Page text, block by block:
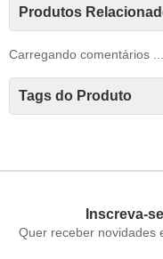
Produtos
Carregando comentários ...
Tags do Produto
Inscreva-
Quer receber novidades